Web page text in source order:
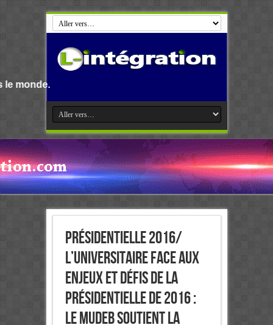
Présidentielle 2016/
L’universitaire face aux
enjeux et défis de la
présidentielle de 2016 :
Le MUDeB soutient la